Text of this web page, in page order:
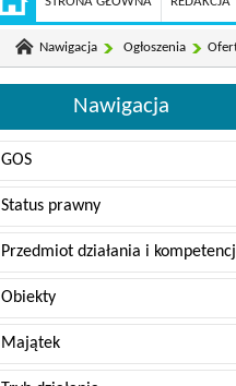
Nawigacja Ogłoszenia
Nawigacja
GOS
Status prawny
Przedmiot działania i
Obiekty
Majątek